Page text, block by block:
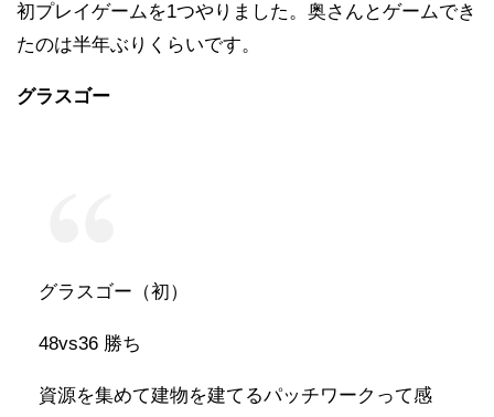
初プレイゲームを1つやりました。奥さんとゲームでき
たのは半年ぶりくらいです。
グラスゴー
グラスゴー（初）
48vs36 勝ち
資源を集めて建物を建てるパッチワークって感